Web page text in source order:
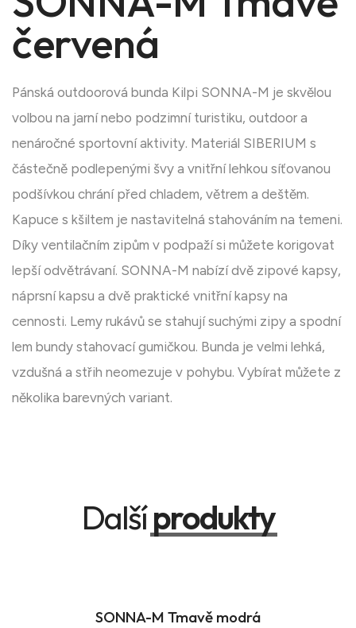
červená
Pánská outdoorová bunda Kilpi SONNA-M je skvělou
volbou na jarní nebo podzimní turistiku, outdoor a
nenáročné sportovní aktivity. Materiál SIBERIUM s
částečně podlepenými švy a vnitřní lehkou síťovanou
podšívkou chrání před chladem, větrem a deštěm.
Kapuce s kšiltem je nastavitelná stahováním na temeni.
Díky ventilačním zipům v podpaží si můžete korigovat
lepší odvětrávaní. SONNA-M nabízí dvě zipové kapsy,
náprsní kapsu a dvě praktické vnitřní kapsy na
cennosti. Lemy rukávů se stahují suchými zipy a spodní
lem bundy stahovací gumičkou. Bunda je velmi lehká,
vzdušná a střih neomezuje v pohybu. Vybírat můžete z
několika barevných variant.
Dalšíprodukty
SONNA-M Tmavě modrá